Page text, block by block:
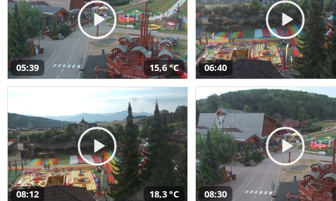
05:39 15,6 °C 06:40
08:12 18,3 °C 08:30